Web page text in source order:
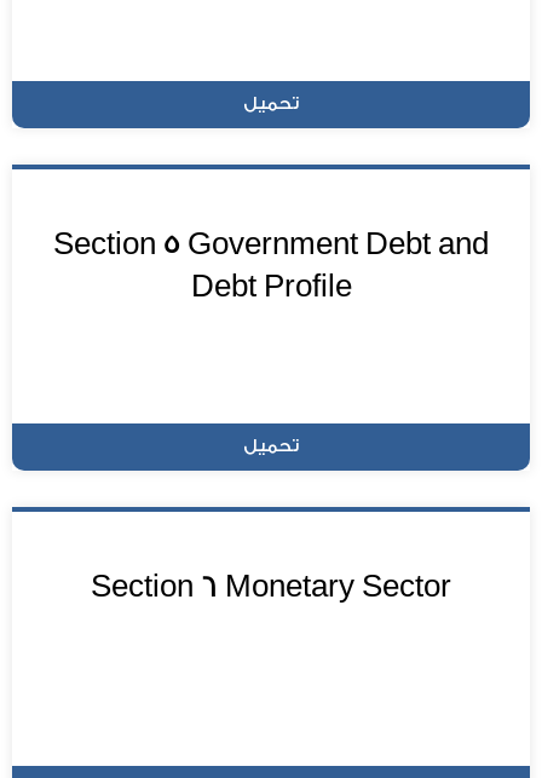
تحميل
Section 5 Government Debt and
Debt Profile
تحميل
Section 6 Monetary Sector